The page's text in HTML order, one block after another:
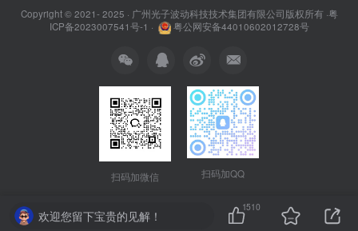
Copyright © 2021- 2025 · 广州光子波动科技技术集团有限公司版权所有·粤
ICP备2023007541号-1 · 粤公网安备44010602012728号
扫码加微信 扫码加QQ
欢迎您留下宝贵的见解！
1510